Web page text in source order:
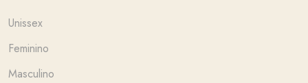
Unissex
Feminino
Masculino